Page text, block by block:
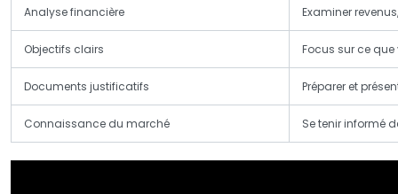
Analyse financière Examiner
Objectifs clairs Focus sur ce
Documents justificatifs Préparer et
Connaissance du marché Se tenir informé